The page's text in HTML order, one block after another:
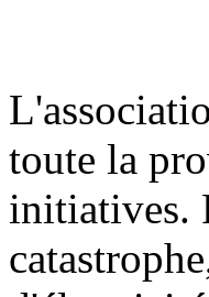
toute la
initiatives.